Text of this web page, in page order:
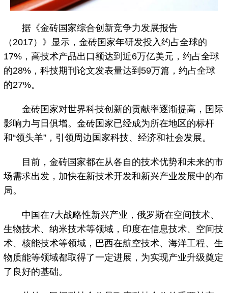
据《金砖国家综合创新竞争力发展报告
（2017）》显示，金砖国家年研发投入约占全球的
17%，高技术产品出口额达到近6万亿美元，约占全球
的28%，科技期刊论文发表量达到59万篇，约占全球
的27%。
金砖国家对世界科技创新的贡献率逐渐提高，国际
影响力与日俱增。金砖国家已经成为所在地区的标杆
和“领头羊”，引领周边国家科技、经济和社会发展。
目前，金砖国家都在从各自的技术优势和未来的市
场需求出发，加快在新技术开发和新兴产业发展中的布
局。
中国在7大战略性新兴产业，俄罗斯在空间技术、
生物技术、纳米技术等领域，印度在信息技术、空间技
术、核能技术等领域，巴西在航空技术、海洋工程、生
物质能等领域都取得了一定进展，为实现产业升级奠定
了良好的基础。